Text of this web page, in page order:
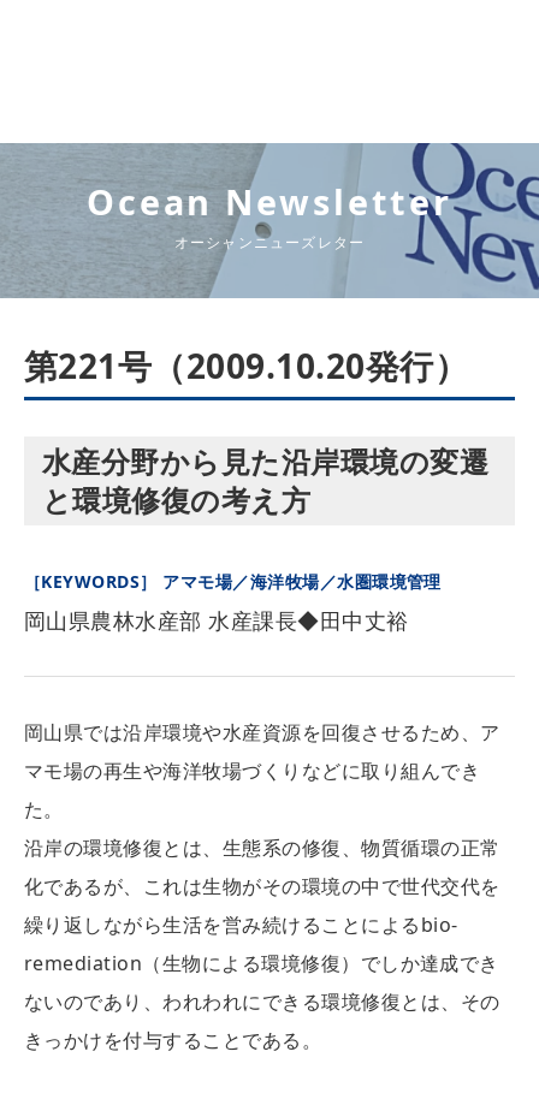
Ocean Newsletter
オーシャンニューズレター
第221号（2009.10.20発行）
水産分野から見た沿岸環境の変遷
と環境修復の考え方
［KEYWORDS］ アマモ場／海洋牧場／水圏環境管理
岡山県農林水産部 水産課長◆田中丈裕
岡山県では沿岸環境や水産資源を回復させるため、ア
マモ場の再生や海洋牧場づくりなどに取り組んでき
た。
沿岸の環境修復とは、生態系の修復、物質循環の正常
化であるが、これは生物がその環境の中で世代交代を
繰り返しながら生活を営み続けることによるbio-
remediation（生物による環境修復）でしか達成でき
ないのであり、われわれにできる環境修復とは、その
きっかけを付与することである。